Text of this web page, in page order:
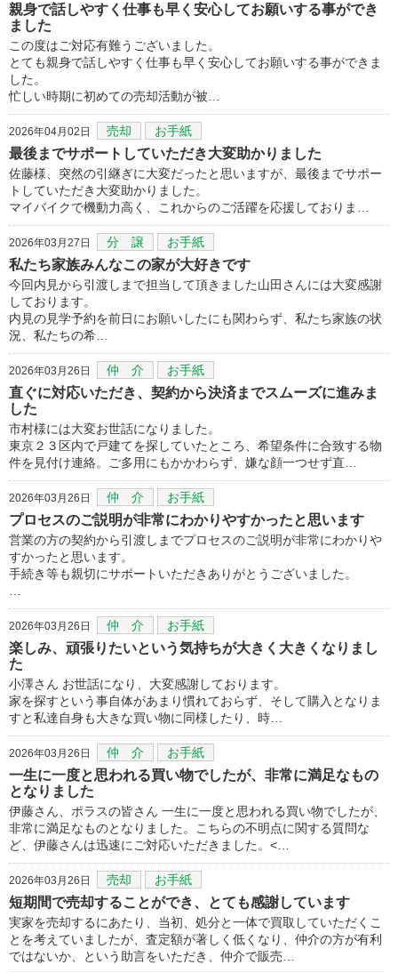
親身で話しやすく仕事も早く安心してお願いする事ができ
ました
この度はご対応有難うございました。
とても親身で話しやすく仕事も早く安心してお願いする事ができま
した。
忙しい時期に初めての売却活動が被…
2026年04月02日 売却 お手紙
最後までサポートしていただき大変助かりました
佐藤様、突然の引継ぎに大変だったと思いますが、最後までサポー
トしていただき大変助かりました。
マイバイクで機動力高く、これからのご活躍を応援しておりま…
2026年03月27日 分 譲 お手紙
私たち家族みんなこの家が大好きです
今回内見から引渡しまで担当して頂きました山田さんには大変感謝
しております。
内見の見学予約を前日にお願いしたにも関わらず、私たち家族の状
況、私たちの希…
2026年03月26日 仲 介 お手紙
直ぐに対応いただき、契約から決済までスムーズに進みま
した
市村様には大変お世話になりました。
東京２３区内で戸建てを探していたところ、希望条件に合致する物
件を見付け連絡。ご多用にもかかわらず、嫌な顔一つせず直…
2026年03月26日 仲 介 お手紙
プロセスのご説明が非常にわかりやすかったと思います
営業の方の契約から引渡しまでプロセスのご説明が非常にわかりや
すかったと思います。
手続き等も親切にサポートいただきありがとうございました。
2026年03月26日 仲 介 お手紙
楽しみ、頑張りたいという気持ちが大きく大きくなりまし
た
小澤さん お世話になり、大変感謝しております。
家を探すという事自体があまり慣れておらず、そして購入となりま
すと私達自身も大きな買い物に同様したり、時…
2026年03月26日 仲 介 お手紙
一生に一度と思われる買い物でしたが、非常に満足なもの
となりました
伊藤さん、ポラスの皆さん 一生に一度と思われる買い物でしたが、
非常に満足なものとなりました。こちらの不明点に関する質問な
ど、伊藤さんは迅速にご対応いただきました。<…
2026年03月26日 売却 お手紙
短期間で売却することができ、とても感謝しています
実家を売却するにあたり、当初、処分と一体で買取していただくこ
とを考えていましたが、査定額が著しく低くなり、仲介の方が有利
ではないか、という助言をいただき、仲介で販売…